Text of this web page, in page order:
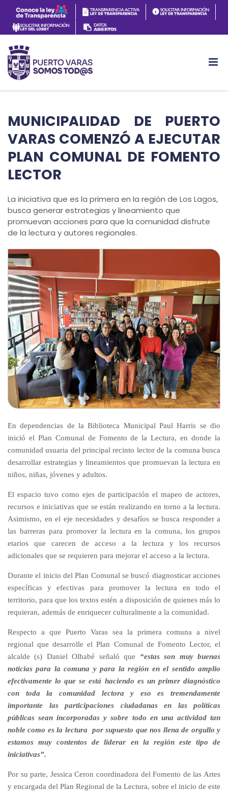
MUNICIPALIDAD DE PUERTO
VARAS COMENZÓ A EJECUTAR
PLAN COMUNAL DE FOMENTO
LECTOR
La iniciativa que es la primera en la región de Los Lagos,
busca generar estrategias y lineamiento que
promuevan acciones para que la comunidad disfrute
de la lectura y autores regionales.
En dependencias de la Biblioteca Municipal Paul Harris se dio
inició el Plan Comunal de Fomento de la Lectura, en donde la
comunidad usuaria del principal recinto lector de la comuna busca
desarrollar estrategias y lineamientos que promuevan la lectura en
niños, niñas, jóvenes y adultos.
El espacio tuvo como ejes de participación el mapeo de actores,
recursos e iniciativas que se están realizando en torno a la lectura.
Asimismo, en el eje necesidades y desafíos se busca responder a
las barreras para promover la lectura en la comuna, los grupos
etarios que carecen de acceso a la lectura y los recursos
adicionales que se requieren para mejorar el acceso a la lectura.
Durante el inicio del Plan Comunal se buscó diagnosticar acciones
específicas y efectivas para promover la lectura en todo el
territorio, para que los textos estén a disposición de quienes más lo
requieran, además de enriquecer culturalmente a la comunidad.
Respecto a que Puerto Varas sea la primera comuna a nivel
regional que desarrolle el Plan Comunal de Fomento Lector, el
alcalde (s) Daniel Olhabé señaló que “estas son muy buenas
noticias para la comuna y para la región en el sentido amplio
efectivamente lo que se está haciendo es un primer diagnóstico
con toda la comunidad lectora y eso es tremendamente
importante las participaciones ciudadanas en las políticas
públicas sean incorporadas y sobre todo en una actividad tan
noble como es la lectura
por supuesto que nos llena de orgullo y
estamos muy contentos de liderar en la región este tipo de
iniciativas”.
Por su parte, Jessica Ceron coordinadora del Fomento de las Artes
y encargada del Plan Regional de la Lectura, sobre el inicio de este